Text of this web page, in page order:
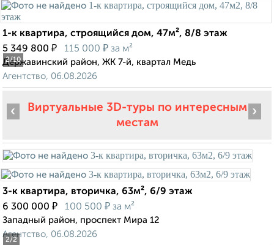
2/10
1-к квартира, строящийся дом, 47м², 8/8 этаж
5 349 800 ₽ 115 000 ₽ за м²
Державинский район, ЖК 7-й, квартал Медь
Агентство, 06.08.2026
Виртуальные 3D-туры по интересным
местам
2/2
‹ ›
3-к квартира, вторичка, 63м², 6/9 этаж
6 300 000 ₽ 100 500 ₽ за м²
Западный район, проспект Мира 12
Агентство, 06.08.2026